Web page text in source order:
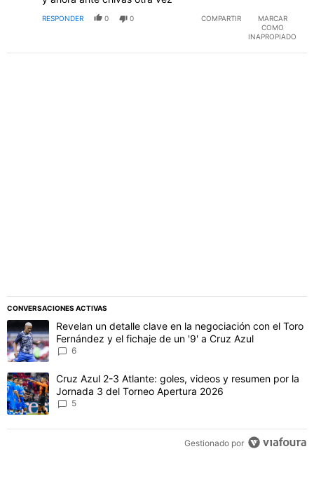
RESPONDER 0 0 COMPARTIR
MARCAR
COMO
INAPROPIADO
CONVERSACIONES ACTIVAS
Este listado muestra los artículos con más comentarios en los
Un artículo de tendencia con el título "Revelan un detalle clave
Revelan un detalle clave en la negociación con el Toro
Fernández y el fichaje de un '9' a Cruz Azul
6
Un artículo de tendencia con el título "Cruz Azul 2-3 Atlante:
Cruz Azul 2-3 Atlante: goles, videos y resumen por la
Jornada 3 del Torneo Apertura 2026
5
Gestionado por